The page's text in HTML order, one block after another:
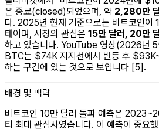
은 종료(closed)되었으며, 약 2,280만
다. 2025년 현재 기준으로는 비트코인이
태이며, 시장의 관심은 15만 달러, 20만
하고 있습니다. YouTube 영상(2026년
BTC는 $74K 지지선에서 반등 후
하는 구간에 있는 것으로 보입니다 [5].
배경 및 맥락
비트코인 10만 달러 돌파 예측은
티 최대 관심사였습니다. 이 예측이 중요